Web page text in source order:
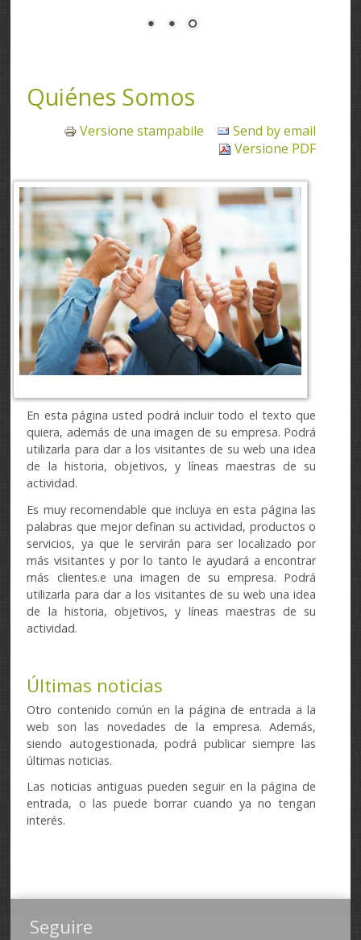
Quiénes Somos
Versione stampabile
Send by email
Versione PDF
En esta página usted podrá incluir todo el texto que
quiera, además de una imagen de su empresa. Podrá
utilizarla para dar a los visitantes de su web una idea
de la historia, objetivos, y líneas maestras de su
actividad.
Es muy recomendable que incluya en esta página las
palabras que mejor definan su actividad, productos o
servicios, ya que le servirán para ser localizado por
más visitantes y por lo tanto le ayudará a encontrar
más clientes.e una imagen de su empresa. Podrá
utilizarla para dar a los visitantes de su web una idea
de la historia, objetivos, y líneas maestras de su
actividad.
Últimas noticias
Otro contenido común en la página de entrada a la
web son las novedades de la empresa. Además,
siendo autogestionada, podrá publicar siempre las
últimas noticias.
Las noticias antiguas pueden seguir en la página de
entrada, o las puede borrar cuando ya no tengan
interés.
Seguire